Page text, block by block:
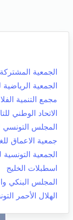
الجمعية
الجمعية الرياضية
مجمع التنمية
الاتحاد الوطني
المجلس التونسي
جمعية الاعماق
الجمعية
اسطبلات الخليج
المجلس البنكي
الهلال الأحمر